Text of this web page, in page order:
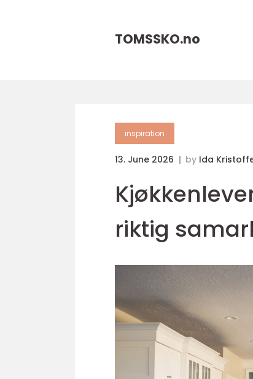
TOMSSKO.no
inspiration
13. June 2026 by Ida
riktig